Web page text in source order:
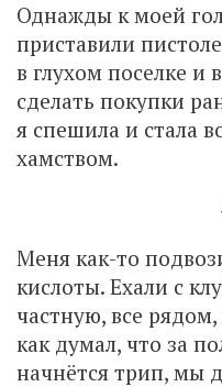
Однажды к моей
приставили
в глухом поселке и
сделать покупки
я спешила и стала
хамством.
Меня как-то
кислоты. Ехали с
частную, все
как думал, что за
начнётся трип, мы